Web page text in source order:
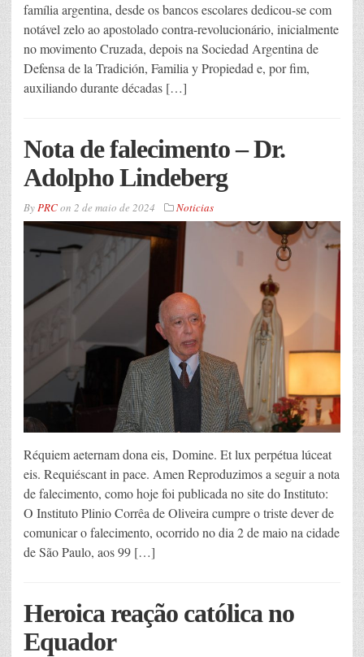
família argentina, desde os bancos escolares dedicou-se com
notável zelo ao apostolado contra-revolucionário, inicialmente
no movimento Cruzada, depois na Sociedad Argentina de
Defensa de la Tradición, Familia y Propiedad e, por fim,
auxiliando durante décadas […]
Nota de falecimento – Dr.
Adolpho Lindeberg
ByPRCon 2 de maio de 2024 Noticias
Réquiem aeternam dona eis, Domine. Et lux perpétua lúceat
eis. Requiéscant in pace. Amen Reproduzimos a seguir a nota
de falecimento, como hoje foi publicada no site do Instituto:
O Instituto Plinio Corrêa de Oliveira cumpre o triste dever de
comunicar o falecimento, ocorrido no dia 2 de maio na cidade
de São Paulo, aos 99 […]
Heroica reação católica no
Equador